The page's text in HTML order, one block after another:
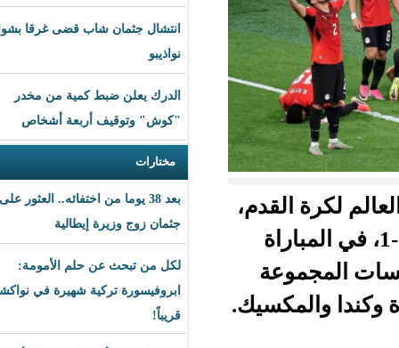
انتشال جثمان شاب قضى غرقا بشواطئ
نواذيبو
الدرك يعلن ضبط كمية من مخدر
"كوش" وتوقيف أربعة أشخاص
مختارات
بعد 38 يوما من اختفائه.. العثور على
جثمان زوج وزيرة إيطالية
لكل من تبحث عن حلم الأمومة:
ابروفيسورة تركية شهيرة في نواكشوط
قريباً!
في المباراة